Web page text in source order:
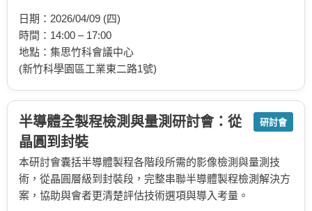
日期：2026/04/09 (四)
時間：14:00 – 17:00
地點：集思竹科會議中心
(新竹科學園區工業東二路1號)
半導體全製程檢測與量測研討會：從
晶圓到封裝
研討會
本研討會囊括半導體製程各階段所需的影像檢測與量測技
術，從晶圓層級到封裝段，完整串聯半導體製程檢測解決方
案，協助與會者更清楚評估技術選項與導入考量。